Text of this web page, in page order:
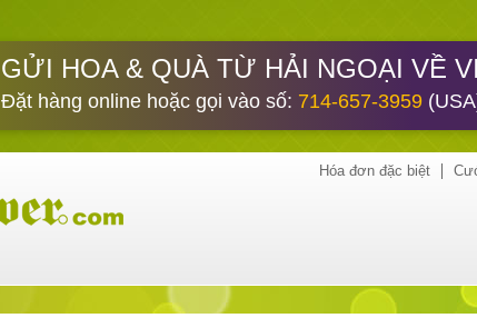
GỬI HOA & QUÀ TỪ HẢI NGOẠI VỀ
Đặt hàng online hoặc gọi vào số: 714-657-3959
Hóa đơn đặc biệt